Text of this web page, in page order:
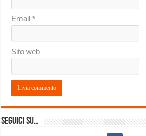
Email*
Sito web
Seguici su…